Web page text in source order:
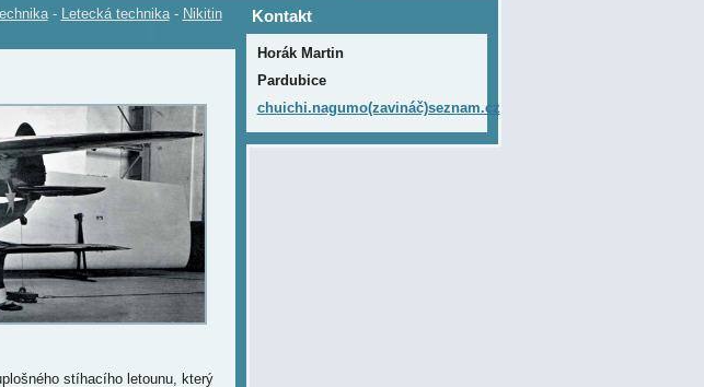
- Letecká technika - Nikitin
stíhacího letounu, který
Kontakt
Horák Martin
Pardubice
chuichi.nagumo(zavináč)seznam.cz